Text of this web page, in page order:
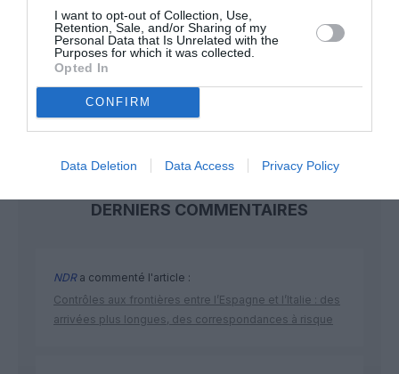
I want to opt-out of Collection, Use,
Retention, Sale, and/or Sharing of my
Personal Data that Is Unrelated with the
Purposes for which it was collected.
Opted In
CONFIRM
Data Deletion Data Access Privacy Policy
DERNIERS COMMENTAIRES
NDRa commenté l'article :
Contrôles aux frontières entre l’Espagne et l’Italie : des
arrivées plus longues, des correspondances à risque